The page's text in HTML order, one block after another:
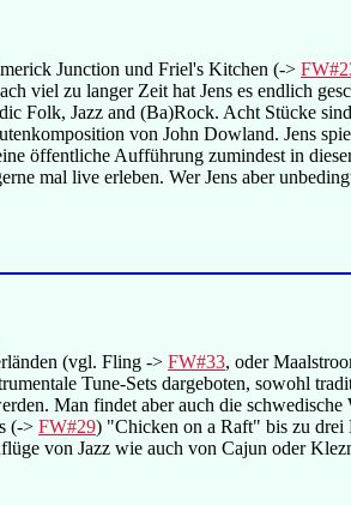
Junction und Friel's Kitchen (->
viel zu langer Zeit hat Jens es endlich
Folk, Jazz and (Ba)Rock. Acht Stücke
von John Dowland. Jens
öffentliche Aufführung zumindest in
mal live erleben. Wer Jens aber
(vgl. Fling -> FW#33, oder
Tune-Sets dargeboten, sowohl
Man findet aber auch die
(-> FW#29) "Chicken on a Raft" bis zu drei
von Jazz wie auch von Cajun oder